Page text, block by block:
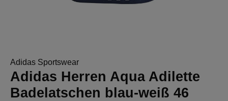
Adidas Sportswear
Adidas Herren Aqua Adilette
Badelatschen blau-weiß 46